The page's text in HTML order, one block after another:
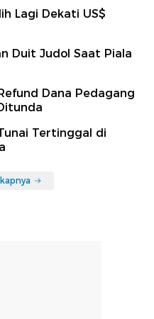
Lagi Dekati US$
Duit Judol Saat Piala
Dana Pedagang
Tertinggal di